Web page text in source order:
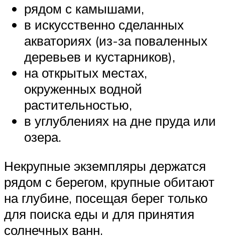
рядом с камышами,
в искусственно сделанных
акваториях (из-за поваленных
деревьев и кустарников),
на открытых местах,
окруженных водной
растительностью,
в углублениях на дне пруда или
озера.
Некрупные экземпляры держатся
рядом с берегом, крупные обитают
на глубине, посещая берег только
для поиска еды и для принятия
солнечных ванн.